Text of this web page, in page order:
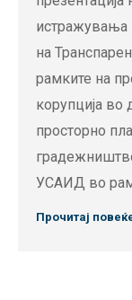
истражувања
на
рамките на
корупција во
просторно
УСАИД во
Прочитај